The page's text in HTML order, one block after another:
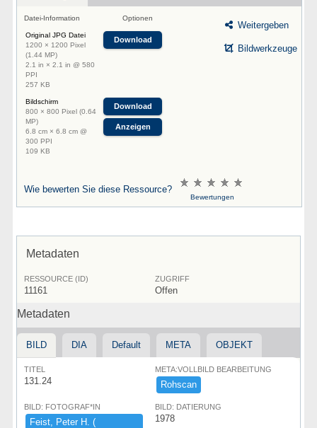
Datei-Information Optionen
Original JPG Datei
1200 × 1200 Pixel
(1.44 MP)
2.1 in × 2.1 in @ 580
PPI
257 KB
Download
Bildschirm
800 × 800 Pixel (0.64
MP)
6.8 cm × 6.8 cm @
300 PPI
109 KB
Download
Anzeigen
Weitergeben
Bildwerkzeuge
Wie bewerten Sie diese Ressource?
Bewertungen
Metadaten
RESSOURCE (ID)
11161
ZUGRIFF
Offen
Metadaten
BILD DIA Default META OBJEKT
TITEL
131.24
META:VOLLBILD BEARBEITUNG
Rohscan
BILD: FOTOGRAF*IN
Feist,​ ​Peter ​H.​ ​(​
BILD: DATIERUNG
1978